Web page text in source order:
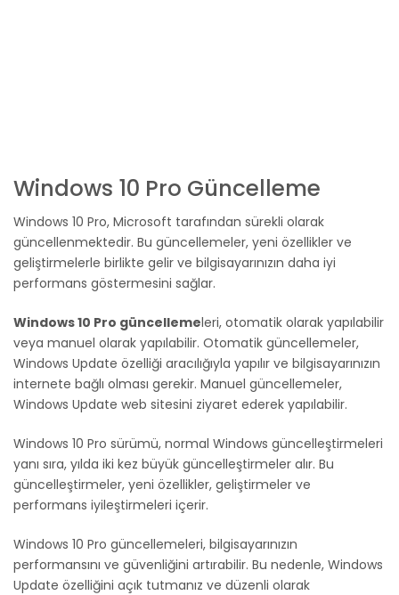
Windows 10 Pro Güncelleme
Windows 10 Pro, Microsoft tarafından sürekli olarak
güncellenmektedir. Bu güncellemeler, yeni özellikler ve
geliştirmelerle birlikte gelir ve bilgisayarınızın daha iyi
performans göstermesini sağlar.
Windows 10 Pro güncellemeleri, otomatik olarak yapılabilir
veya manuel olarak yapılabilir. Otomatik güncellemeler,
Windows Update özelliği aracılığıyla yapılır ve bilgisayarınızın
internete bağlı olması gerekir. Manuel güncellemeler,
Windows Update web sitesini ziyaret ederek yapılabilir.
Windows 10 Pro sürümü, normal Windows güncelleştirmeleri
yanı sıra, yılda iki kez büyük güncelleştirmeler alır. Bu
güncelleştirmeler, yeni özellikler, geliştirmeler ve
performans iyileştirmeleri içerir.
Windows 10 Pro güncellemeleri, bilgisayarınızın
performansını ve güvenliğini artırabilir. Bu nedenle, Windows
Update özelliğini açık tutmanız ve düzenli olarak